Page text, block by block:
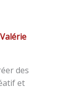
Valérie
des
et